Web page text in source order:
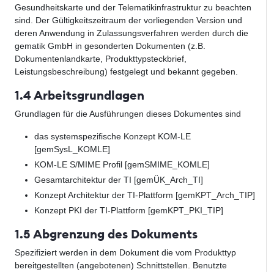
Gesundheitskarte und der Telematikinfrastruktur zu beachten
sind. Der Gültigkeitszeitraum der vorliegenden Version und
deren Anwendung in Zulassungsverfahren werden durch die
gematik GmbH in gesonderten Dokumenten (z.B.
Dokumentenlandkarte, Produkttypsteckbrief,
Leistungsbeschreibung) festgelegt und bekannt gegeben.
1.4 Arbeitsgrundlagen
Grundlagen für die Ausführungen dieses Dokumentes sind
das systemspezifische Konzept KOM-LE
[gemSysL_KOMLE]
KOM-LE S/MIME Profil [gemSMIME_KOMLE]
Gesamtarchitektur der TI [gemÜK_Arch_TI]
Konzept Architektur der TI-Plattform [gemKPT_Arch_TIP]
Konzept PKI der TI-Plattform [gemKPT_PKI_TIP]
1.5 Abgrenzung des Dokuments
Spezifiziert werden in dem Dokument die vom Produkttyp
bereitgestellten (angebotenen) Schnittstellen. Benutzte